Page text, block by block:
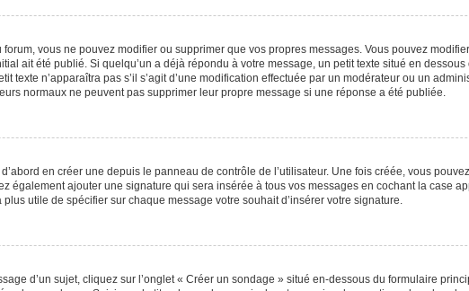
vous ne pouvez modifier ou supprimer que vos propres messages. Vous pouvez
ait été publié. Si quelqu’un a déjà répondu à votre message, un petit texte situé en
texte n’apparaîtra pas s’il s’agit d’une modification effectuée par un modérateur ou un
normaux ne peuvent pas supprimer leur propre message si une réponse a été publiée.
en créer une depuis le panneau de contrôle de l’utilisateur. Une fois créée, vous
également ajouter une signature qui sera insérée à tous vos messages en cochant la case
utile de spécifier sur chaque message votre souhait d’insérer votre signature.
d’un sujet, cliquez sur l’onglet « Créer un sondage » situé en-dessous du formulaire